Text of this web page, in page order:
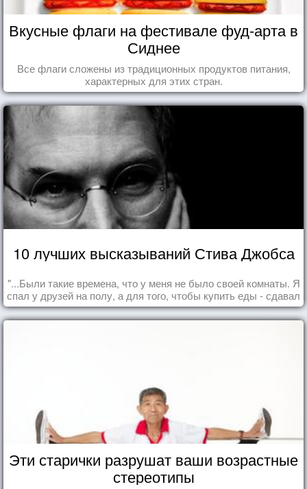
Вкусные флаги на фестивале фуд-арта в
Сиднее
Все флаги сложены из традиционных продуктов питания,
характерных для этих стран.
10 лучших высказываний Стива Джобса
"...Были такие времена, что у меня не было своей комнаты. Я
спал у друзей на полу, а для того, чтобы купить еды - сдавал
бутылки из под кока-колы"
Эти старички разрушат ваши возрастные
стереотипы